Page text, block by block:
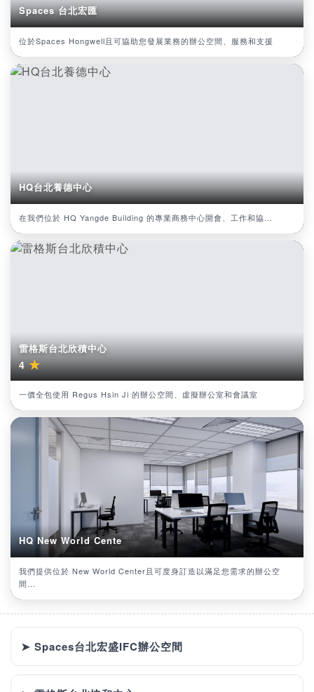
Spaces 台北宏匯
位於Spaces Hongwell且可協助您發展業務的辦公空間、服務和支援
HQ台北養德中心
在我們位於 HQ Yangde Building 的專業商務中心開會、工作和協...
雷格斯台北欣積中心
4★
一價全包使用 Regus Hsin Ji 的辦公空間、虛擬辦公室和會議室
HQ New World Cente
我們提供位於 New World Center且可度身訂造以滿足您需求的辦公空
間...
➤ Spaces台北宏盛IFC辦公空間